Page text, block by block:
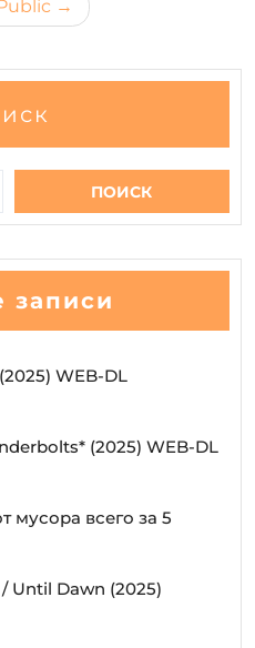
ПОИСК
записи
WEB-DL
(2025) WEB-DL
мусора всего за 5
Until Dawn (2025)